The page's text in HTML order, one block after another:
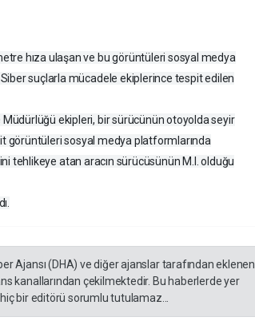
hıza ulaşan ve bu görüntüleri sosyal medya
suçlarla mücadele ekiplerince tespit edilen
ekipleri, bir sürücünün otoyolda seyir
görüntüleri sosyal medya platformlarında
tehlikeye atan aracın sürücüsünün M.I. olduğu
Ajansı (DHA) ve diğer ajanslar tarafından eklenen
kanallarından çekilmektedir. Bu haberlerde yer
bir editörü sorumlu tutulamaz...